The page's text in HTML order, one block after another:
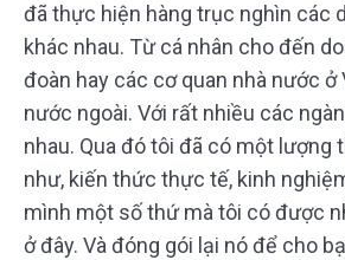
đã thực hiện hàng trục nghìn các
khác nhau. Từ cá nhân cho đến
đoàn hay các cơ quan nhà nước ở
nước ngoài. Với rất nhiều các
nhau. Qua đó tôi đã có một lượng
như, kiến thức thực tế, kinh
mình một số thứ mà tôi có được
ở đây. Và đóng gói lại nó để cho